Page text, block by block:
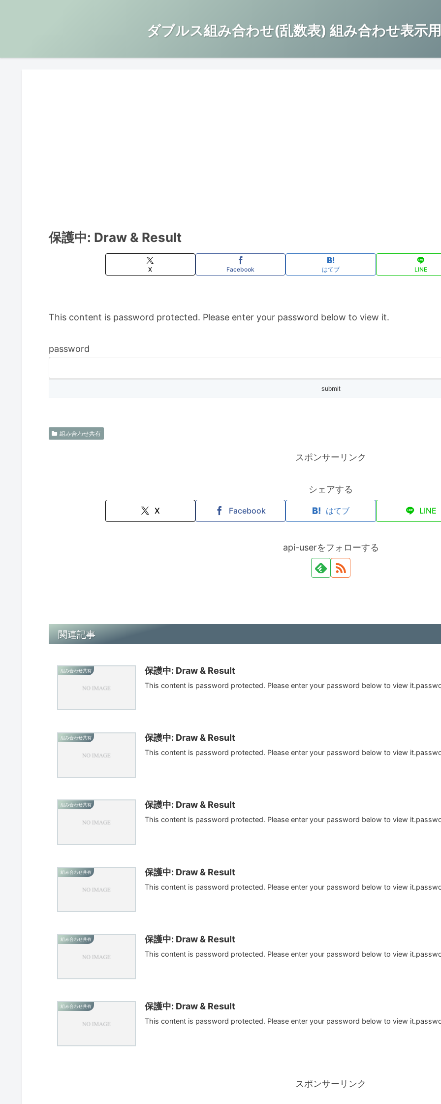
ダブルス組み合わせ(乱数表) 組み合わせ表示
保護中: Draw & Result
X Facebook はてブ LINE
This content is password protected. Please enter your password below to view it.
password
組み合わせ共有
スポンサーリンク
シェアする
X Facebook はてブ LINE
api-userをフォローする
関連記事
組み合わせ共有 保護中: Draw & Result
This content is password protected. Please enter your password below to view
組み合わせ共有 保護中: Draw & Result
This content is password protected. Please enter your password below to view
組み合わせ共有 保護中: Draw & Result
This content is password protected. Please enter your password below to view
組み合わせ共有 保護中: Draw & Result
This content is password protected. Please enter your password below to view
組み合わせ共有 保護中: Draw & Result
This content is password protected. Please enter your password below to view
組み合わせ共有 保護中: Draw & Result
This content is password protected. Please enter your password below to view
スポンサーリンク